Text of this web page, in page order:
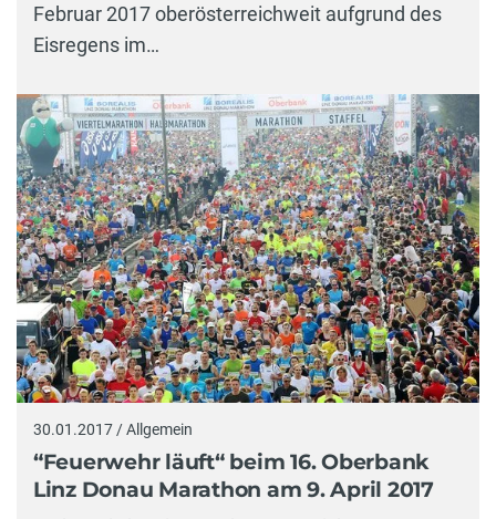
Februar 2017 oberösterreichweit aufgrund des
Eisregens im…
30.01.2017 / Allgemein
“Feuerwehr läuft“ beim 16. Oberbank
Linz Donau Marathon am 9. April 2017